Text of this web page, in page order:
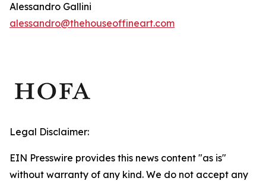
Alessandro Gallini
alessandro@thehouseoffineart.com
Legal Disclaimer:
EIN Presswire provides this news content "as is"
without warranty of any kind. We do not accept any